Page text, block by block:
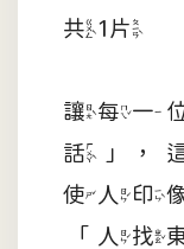
共1片
讓每一
話」，
使人印
「人找